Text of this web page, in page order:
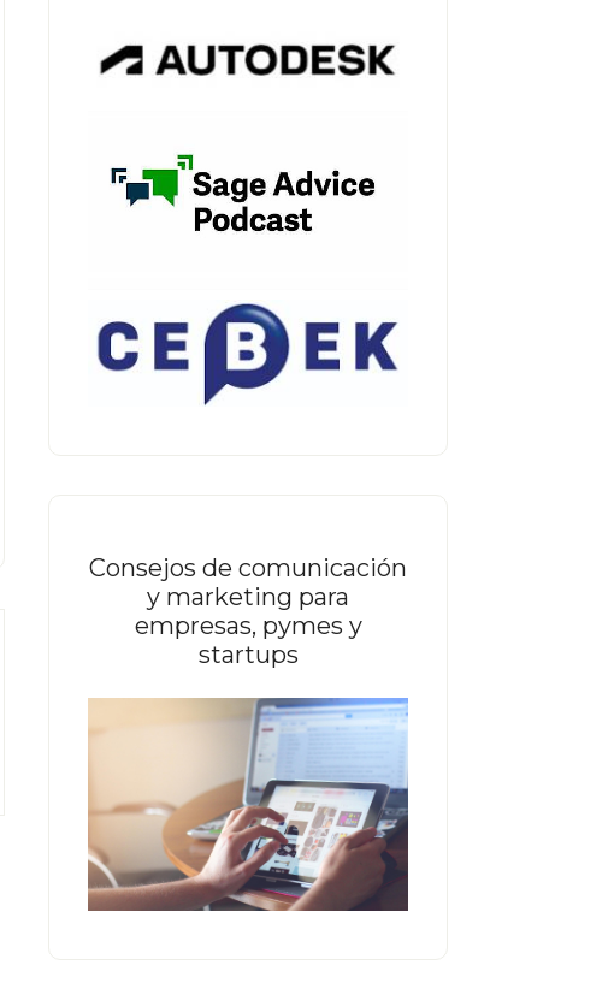
Consejos de comunicación
y marketing para
empresas, pymes y
startups